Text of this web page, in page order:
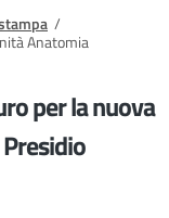
/
Anatomia
per la nuova